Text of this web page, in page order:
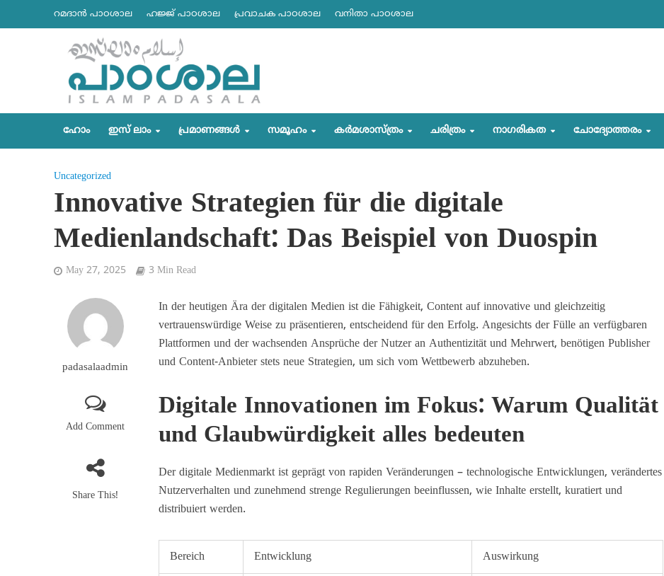
റമദാന്‍ പാഠശാല ഹജ്ജ് പാഠശാല പ്രവാചക പാഠശാല വനിതാ പാഠശാല
ഹോം ഇസ് ലാം പ്രമാണങ്ങള്‍ സമൂഹം കര്‍മശാസ്ത്രം ചരിത്രം നാഗരികത ചോദ്യോത്തരം
Uncategorized
Innovative Strategien für die digitale
Medienlandschaft: Das Beispiel von Duospin
May 27, 2025 3 Min Read
padasalaadmin
Add Comment
Share This!
In der heutigen Ära der digitalen Medien ist die Fähigkeit, Content auf innovative und gleichzeitig
vertrauenswürdige Weise zu präsentieren, entscheidend für den Erfolg. Angesichts der Fülle an verfügbaren
Plattformen und der wachsenden Ansprüche der Nutzer an Authentizität und Mehrwert, benötigen Publisher
und Content-Anbieter stets neue Strategien, um sich vom Wettbewerb abzuheben.
Digitale Innovationen im Fokus: Warum Qualität
und Glaubwürdigkeit alles bedeuten
Der digitale Medienmarkt ist geprägt von rapiden Veränderungen – technologische Entwicklungen, verändertes
Nutzerverhalten und zunehmend strenge Regulierungen beeinflussen, wie Inhalte erstellt, kuratiert und
distribuiert werden.
Bereich Entwicklung Auswirkung